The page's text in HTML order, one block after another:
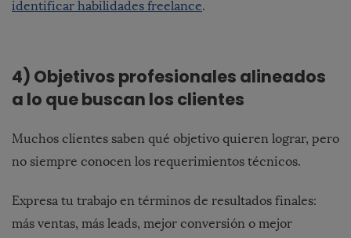
identificar habilidades freelance.
4) Objetivos profesionales alineados
a lo que buscan los clientes
Muchos clientes saben qué objetivo quieren lograr, pero
no siempre conocen los requerimientos técnicos.
Expresa tu trabajo en términos de resultados finales:
más ventas, más leads, mejor conversión o mejor